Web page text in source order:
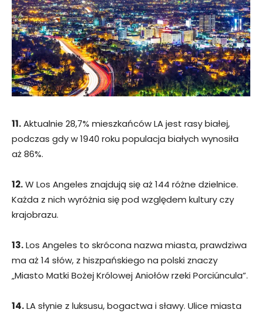
11.Aktualnie 28,7% mieszkańców LA jest rasy białej,
podczas gdy w 1940 roku populacja białych wynosiła
aż 86%.
12.W Los Angeles znajdują się aż 144 różne dzielnice.
Każda z nich wyróżnia się pod względem kultury czy
krajobrazu.
13.Los Angeles to skrócona nazwa miasta, prawdziwa
ma aż 14 słów, z hiszpańskiego na polski znaczy
„Miasto Matki Bożej Królowej Aniołów rzeki Porciúncula”.
14.LA słynie z luksusu, bogactwa i sławy. Ulice miasta